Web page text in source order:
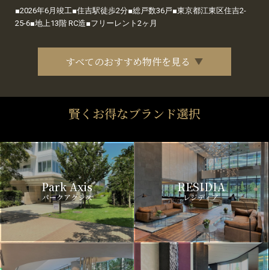
■2026年6月竣工■住吉駅徒歩2分■総戸数36戸■東京都江東区住吉2-
25-6■地上13階 RC造■フリーレント2ヶ月
すべてのおすすめ物件を見る
賢くお得なブランド選択
Park Axis
パークアクシス
RESIDIA
レジディア